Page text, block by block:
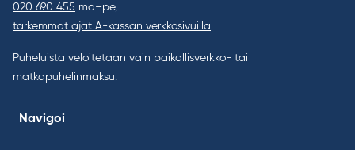
020 690 455 ma–pe,
tarkemmat ajat A-kassan verkkosivuilla
Puheluista veloitetaan vain paikallisverkko- tai
matkapuhelinmaksu.
Navigoi